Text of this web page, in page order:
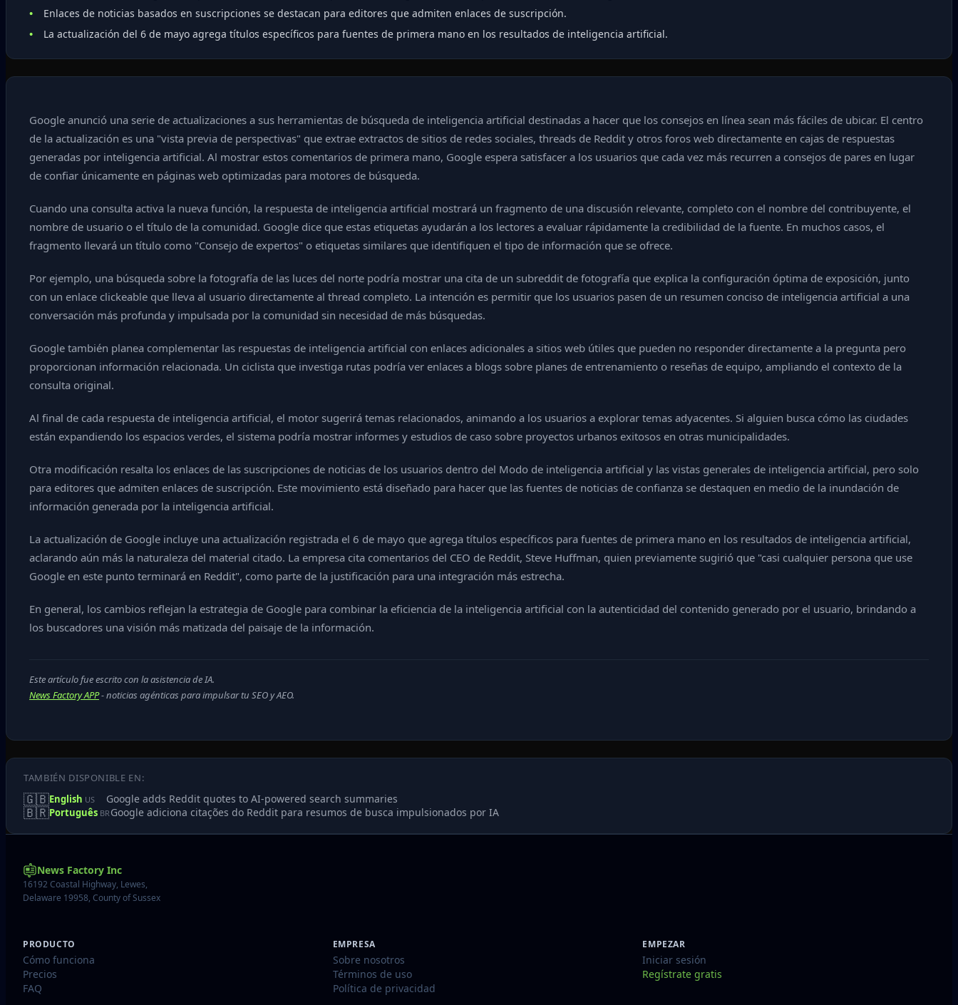
Enlaces de noticias basados en suscripciones se destacan para editores que admiten enlaces de suscripción.
La actualización del 6 de mayo agrega títulos específicos para fuentes de primera mano en los resultados de inteligencia artificial.
Google anunció una serie de actualizaciones a sus herramientas de búsqueda de inteligencia artificial destinadas a hacer que los consejos en línea sean más fáciles de ubicar. El centro
de la actualización es una "vista previa de perspectivas" que extrae extractos de sitios de redes sociales, threads de Reddit y otros foros web directamente en cajas de respuestas
generadas por inteligencia artificial. Al mostrar estos comentarios de primera mano, Google espera satisfacer a los usuarios que cada vez más recurren a consejos de pares en lugar
de confiar únicamente en páginas web optimizadas para motores de búsqueda.
Cuando una consulta activa la nueva función, la respuesta de inteligencia artificial mostrará un fragmento de una discusión relevante, completo con el nombre del contribuyente, el
nombre de usuario o el título de la comunidad. Google dice que estas etiquetas ayudarán a los lectores a evaluar rápidamente la credibilidad de la fuente. En muchos casos, el
fragmento llevará un título como "Consejo de expertos" o etiquetas similares que identifiquen el tipo de información que se ofrece.
Por ejemplo, una búsqueda sobre la fotografía de las luces del norte podría mostrar una cita de un subreddit de fotografía que explica la configuración óptima de exposición, junto
con un enlace clickeable que lleva al usuario directamente al thread completo. La intención es permitir que los usuarios pasen de un resumen conciso de inteligencia artificial a una
conversación más profunda y impulsada por la comunidad sin necesidad de más búsquedas.
Google también planea complementar las respuestas de inteligencia artificial con enlaces adicionales a sitios web útiles que pueden no responder directamente a la pregunta pero
proporcionan información relacionada. Un ciclista que investiga rutas podría ver enlaces a blogs sobre planes de entrenamiento o reseñas de equipo, ampliando el contexto de la
consulta original.
Al final de cada respuesta de inteligencia artificial, el motor sugerirá temas relacionados, animando a los usuarios a explorar temas adyacentes. Si alguien busca cómo las ciudades
están expandiendo los espacios verdes, el sistema podría mostrar informes y estudios de caso sobre proyectos urbanos exitosos en otras municipalidades.
Otra modificación resalta los enlaces de las suscripciones de noticias de los usuarios dentro del Modo de inteligencia artificial y las vistas generales de inteligencia artificial, pero solo
para editores que admiten enlaces de suscripción. Este movimiento está diseñado para hacer que las fuentes de noticias de confianza se destaquen en medio de la inundación de
información generada por la inteligencia artificial.
La actualización de Google incluye una actualización registrada el 6 de mayo que agrega títulos específicos para fuentes de primera mano en los resultados de inteligencia artificial,
aclarando aún más la naturaleza del material citado. La empresa cita comentarios del CEO de Reddit, Steve Huffman, quien previamente sugirió que "casi cualquier persona que use
Google en este punto terminará en Reddit", como parte de la justificación para una integración más estrecha.
En general, los cambios reflejan la estrategia de Google para combinar la eficiencia de la inteligencia artificial con la autenticidad del contenido generado por el usuario, brindando a
los buscadores una visión más matizada del paisaje de la información.
Este artículo fue escrito con la asistencia de IA.
News Factory APP- noticias agénticas para impulsar tu SEO y AEO.
TAMBIÉN DISPONIBLE EN:
🇬🇧English US Google adds Reddit quotes to AI-powered search summaries
🇧🇷Português BR Google adiciona citações do Reddit para resumos de busca impulsionados por IA
News Factory Inc
16192 Coastal Highway, Lewes,
Delaware 19958, County of Sussex
PRODUCTO
Cómo funciona
Precios
FAQ
EMPRESA
Sobre nosotros
Términos de uso
Política de privacidad
EMPEZAR
Iniciar sesión
Regístrate gratis